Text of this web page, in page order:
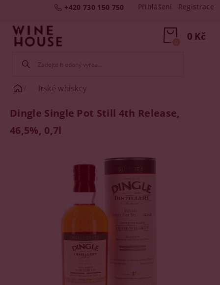
+420 730 150 750 Přihlášení Registrace
0 Kč
0
Irské whiskey
Dingle Single Pot Still 4th Release,
46,5%, 0,7l